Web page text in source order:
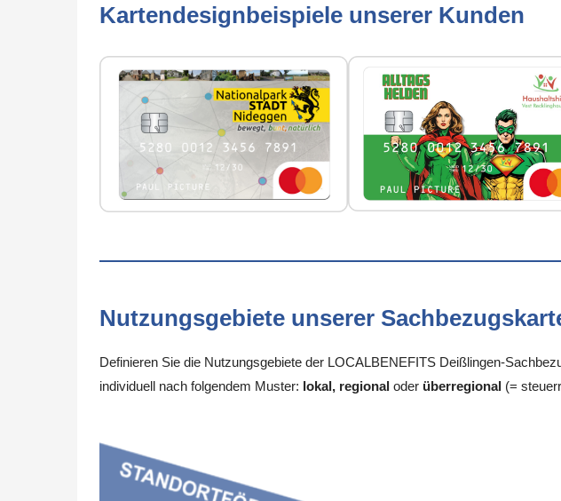
Kartendesignbeispiele unserer Kunden
Nutzungsgebiete unserer
Definieren Sie die Nutzungsgebiete der LOCALBENEFITS Deißlingen-
individuell nach folgendem Muster: lokal, regional oder überregional (=